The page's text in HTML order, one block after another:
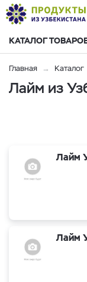
КАТАЛОГ
Главная Каталог
Лайм из
Лайм
Лайм